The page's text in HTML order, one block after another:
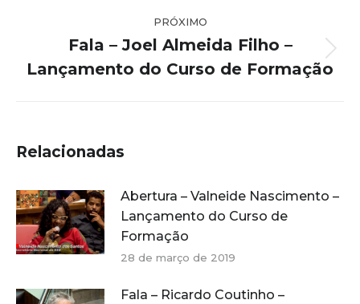
PRÓXIMO
post:
Fala – Joel Almeida Filho –
Lançamento do Curso de Formação
Relacionadas
Abertura – Valneide Nascimento –
Lançamento do Curso de
Formação
28 de março de 2019
Fala – Ricardo Coutinho –